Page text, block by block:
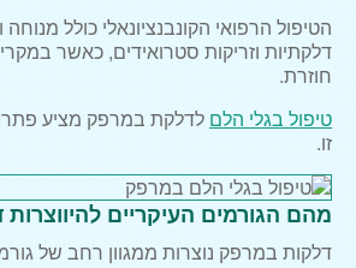
הטיפול הרפואי הקונבנציונאלי כולל
דלקתיות וזריקות סטרואידים, כאשר
חוזרת.
טיפול בגלי הלם לדלקת במרפק מציע
זו.
מהם הגורמים העיקריים
דלקות במרפק נוצרות ממגוון רחב של